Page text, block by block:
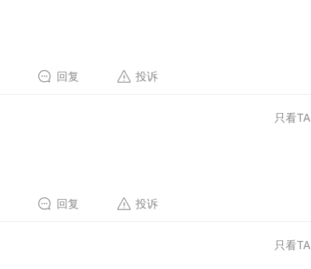
回复 投诉
只看TA
回复 投诉
只看TA